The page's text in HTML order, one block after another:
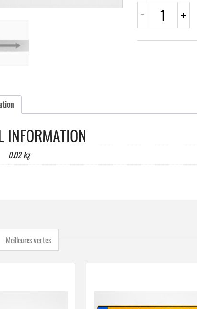
- PLAQUETTE
OPTIQUE
INOX
+
INFORMATION
0.02 kg
Meilleures ventes